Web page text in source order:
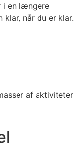
i en længere
klar, når du er klar.
af aktiviteter